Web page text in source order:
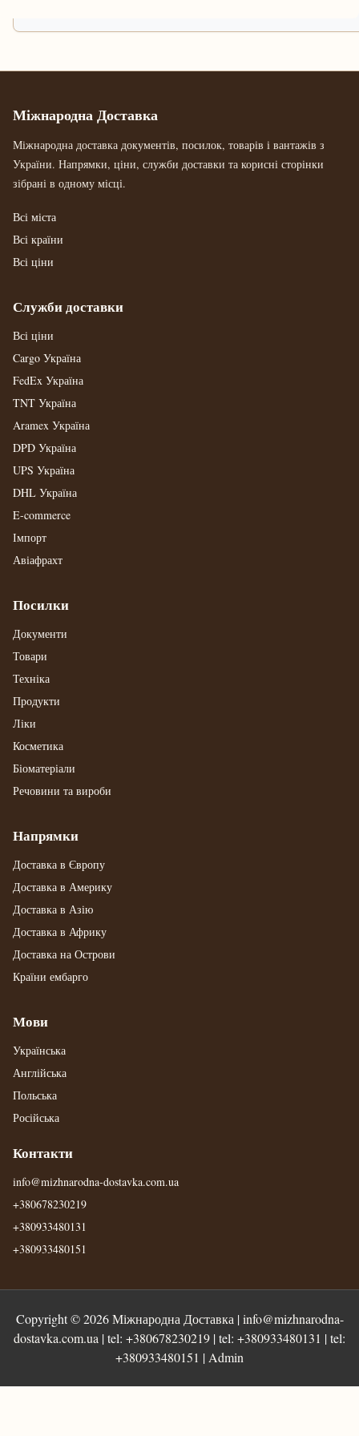
Міжнародна Доставка
Міжнародна доставка документів, посилок, товарів і вантажів з
України. Напрямки, ціни, служби доставки та корисні сторінки
зібрані в одному місці.
Всі міста
Всі країни
Всі ціни
Служби доставки
Всі ціни
Cargo Україна
FedEx Україна
TNT Україна
Aramex Україна
DPD Україна
UPS Україна
DHL Україна
E-commerce
Імпорт
Авіафрахт
Посилки
Документи
Товари
Техніка
Продукти
Ліки
Косметика
Біоматеріали
Речовини та вироби
Напрямки
Доставка в Європу
Доставка в Америку
Доставка в Азію
Доставка в Африку
Доставка на Острови
Країни ембарго
Мови
Українська
Англійська
Польська
Російська
Контакти
info@mizhnarodna-dostavka.com.ua
+380678230219
+380933480131
+380933480151
Copyright © 2026 Міжнародна Доставка |info@mizhnarodna-
dostavka.com.ua | tel: +380678230219 | tel: +380933480131 | tel:
+380933480151 | Admin